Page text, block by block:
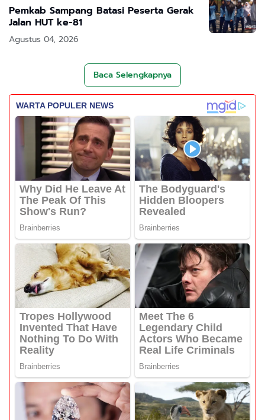
Pemkab Sampang Batasi Peserta Gerak
Jalan HUT ke-81
Agustus 04, 2026
Baca Selengkapnya